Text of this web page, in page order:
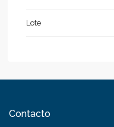
Lote
Contacto